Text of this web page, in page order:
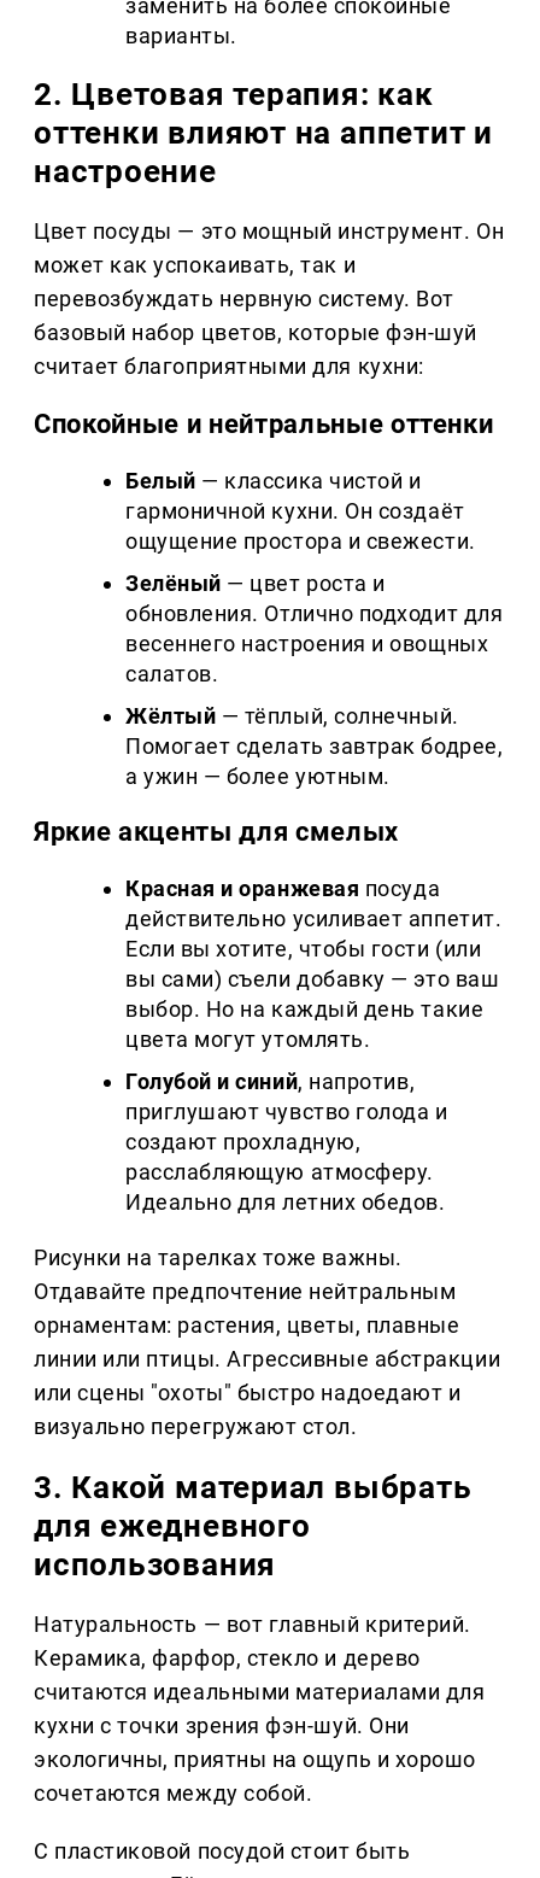
заменить на более спокойные
варианты.
2. Цветовая терапия: как
оттенки влияют на аппетит и
настроение
Цвет посуды — это мощный инструмент. Он
может как успокаивать, так и
перевозбуждать нервную систему. Вот
базовый набор цветов, которые фэн-шуй
считает благоприятными для кухни:
Спокойные и нейтральные оттенки
Белый — классика чистой и
гармоничной кухни. Он создаёт
ощущение простора и свежести.
Зелёный — цвет роста и
обновления. Отлично подходит для
весеннего настроения и овощных
салатов.
Жёлтый — тёплый, солнечный.
Помогает сделать завтрак бодрее,
а ужин — более уютным.
Яркие акценты для смелых
Красная и оранжевая посуда
действительно усиливает аппетит.
Если вы хотите, чтобы гости (или
вы сами) съели добавку — это ваш
выбор. Но на каждый день такие
цвета могут утомлять.
Голубой и синий, напротив,
приглушают чувство голода и
создают прохладную,
расслабляющую атмосферу.
Идеально для летних обедов.
Рисунки на тарелках тоже важны.
Отдавайте предпочтение нейтральным
орнаментам: растения, цветы, плавные
линии или птицы. Агрессивные абстракции
или сцены "охоты" быстро надоедают и
визуально перегружают стол.
3. Какой материал выбрать
для ежедневного
использования
Натуральность — вот главный критерий.
Керамика, фарфор, стекло и дерево
считаются идеальными материалами для
кухни с точки зрения фэн-шуй. Они
экологичны, приятны на ощупь и хорошо
сочетаются между собой.
С пластиковой посудой стоит быть